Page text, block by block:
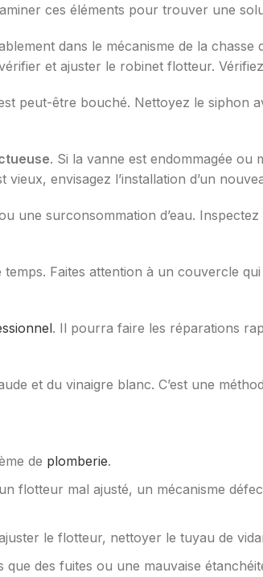
ces éléments pour trouver une
dans le mécanisme de la chasse
et ajuster le robinet flotteur.
peut-être bouché. Nettoyez le siphon
. Si la vanne est endommagée ou
envisagez l’installation d’un
une surconsommation d’eau.
Faites attention à un couvercle
. Il pourra faire les réparations
et du vinaigre blanc. C’est une
de plomberie.
flotteur mal ajusté, un mécanisme
le flotteur, nettoyer le tuyau de
des fuites ou une mauvaise